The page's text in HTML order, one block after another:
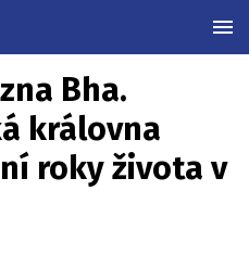
Bha.
královna
roky života v